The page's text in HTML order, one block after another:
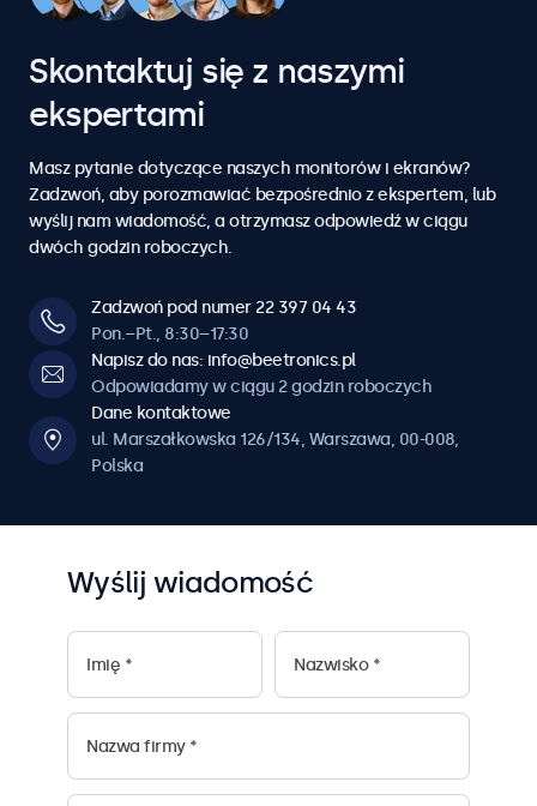
7
8
9
0
7
8
9
0
7
8
9
0
7
8
9
0
7
8
9
0
5
6
7
8
9
0
5
6
7
8
9
0
5
6
7
8
9
0
5
6
7
8
9
0
5
6
7
8
9
0
5
6
7
8
9
0
5
6
7
8
9
0
4
5
6
7
8
9
0
4
5
6
7
8
9
0
Skontaktuj się z naszymi
ekspertami
Masz pytanie dotyczące naszych monitorów i ekranów?
Zadzwoń, aby porozmawiać bezpośrednio z ekspertem, lub
wyślij nam wiadomość, a otrzymasz odpowiedź w ciągu
dwóch godzin roboczych.
Zadzwoń pod numer 22 397 04 43
Pon.–Pt., 8:30–17:30
Napisz do nas: info@beetronics.pl
Odpowiadamy w ciągu 2 godzin roboczych
Dane kontaktowe
ul. Marszałkowska 126/134, Warszawa, 00-008,
Polska
Wyślij wiadomość